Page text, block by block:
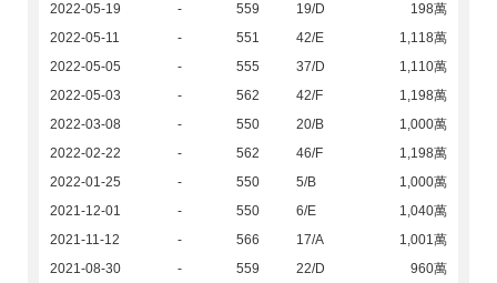
2022-05-19
- 559 19/D
198萬
2022-05-11
- 551 42/E
1,118萬
2022-05-05
- 555 37/D
1,110萬
2022-05-03
- 562 42/F
1,198萬
2022-03-08
- 550 20/B
1,000萬
2022-02-22
- 562 46/F
1,198萬
2022-01-25
- 550 5/B
1,000萬
2021-12-01
- 550 6/E
1,040萬
2021-11-12
- 566 17/A
1,001萬
2021-08-30
- 559 22/D
960萬